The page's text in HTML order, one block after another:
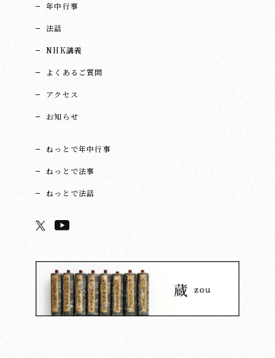
年中行事
法話
NHK講義
よくあるご質問
アクセス
お知らせ
ねっとで年中行事
ねっとで法事
ねっとで法話